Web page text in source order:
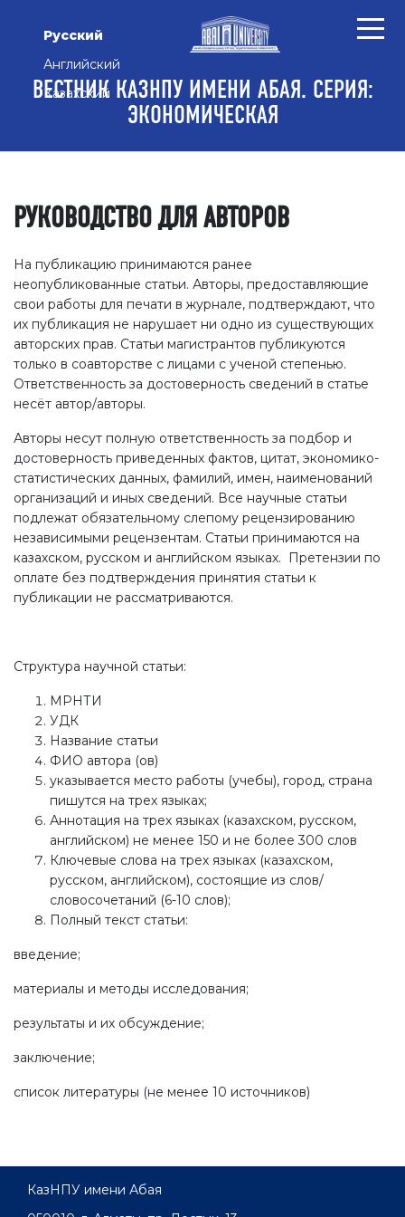
Русский
Английский
Казахский
ВЕСТНИК КАЗНПУ ИМЕНИ АБАЯ. СЕРИЯ:
ЭКОНОМИЧЕСКАЯ
РУКОВОДСТВО ДЛЯ АВТОРОВ
На публикацию принимаются ранее
неопубликованные статьи. Авторы, предоставляющие
свои работы для печати в журнале, подтверждают, что
их публикация не нарушает ни одно из существующих
авторских прав. Статьи магистрантов публикуются
только в соавторстве с лицами с ученой степенью.
Ответственность за достоверность сведений в статье
несёт автор/авторы.
Авторы несут полную ответственность за подбор и
достоверность приведенных фактов, цитат, экономико-
статистических данных, фамилий, имен, наименований
организаций и иных сведений. Все научные статьи
подлежат обязательному слепому рецензированию
независимыми рецензентам. Статьи принимаются на
казахском, русском и английском языках. Претензии по
оплате без подтверждения принятия статьи к
публикации не рассматриваются.
Структура научной статьи:
МРНТИ
УДК
Название статьи
ФИО автора (ов)
указывается место работы (учебы), город, страна
пишутся на трех языках;
Аннотация на трех языках (казахском, русском,
английском) не менее 150 и не более 300 слов
Ключевые слова на трех языках (казахском,
русском, английском), состоящие из слов/
словосочетаний (6-10 слов);
Полный текст статьи:
введение;
материалы и методы исследования;
результаты и их обсуждение;
заключение;
список литературы (не менее 10 источников)
КазНПУ имени Абая